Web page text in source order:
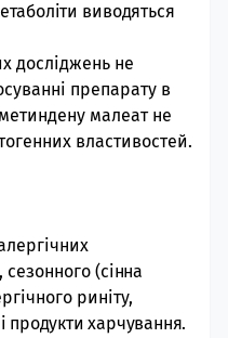
виводяться
досліджень не
препарату в
малеат не
властивостей.
сезонного (сінна
риніту,
продукти харчування.